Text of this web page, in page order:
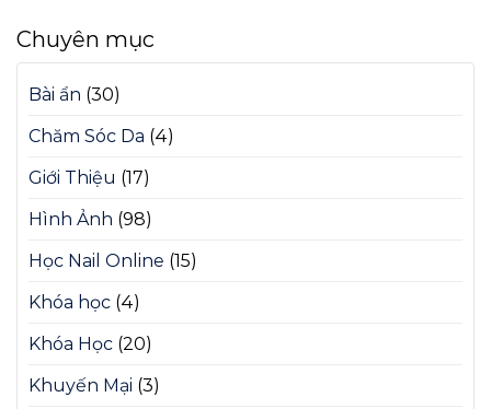
Chuyên mục
Bài ẩn (30)
Chăm Sóc Da (4)
Giới Thiệu (17)
Hình Ảnh (98)
Học Nail Online (15)
Khóa học (4)
Khóa Học (20)
Khuyến Mại (3)